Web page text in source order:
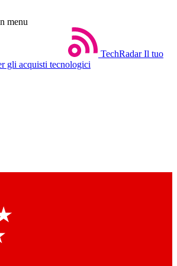
menu
TechRadar Il tuo
gli acquisti tecnologici